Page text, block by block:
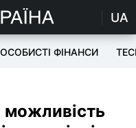
UA
ОСОБИСТІ ФІНАНСИ